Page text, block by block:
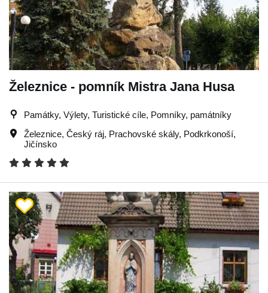
Železnice - pomník Mistra Jana Husa
Památky, Výlety, Turistické cíle, Pomníky, památníky
Železnice, Český ráj, Prachovské skály, Podkrkonoší,
Jičínsko